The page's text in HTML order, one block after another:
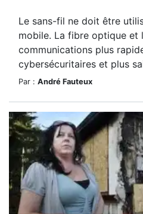
Le sans-fil ne doit être
mobile. La fibre optique et
communications plus
cybersécuritaires et plus
Par : André Fauteux